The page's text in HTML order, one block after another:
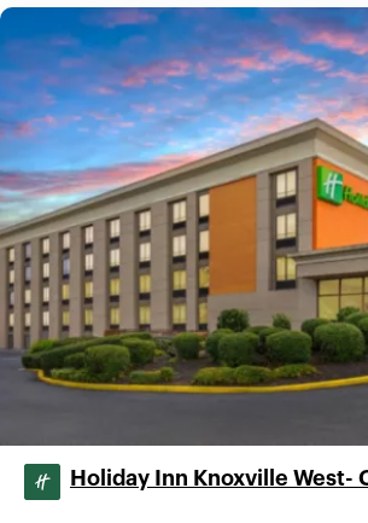
Holiday Inn Knoxville West-